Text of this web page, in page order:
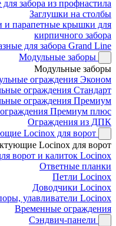
забора из профнастила
Заглушки на столбы
и парапетные крышки для
кирпичного забора
для забора Grand Line
Модульные заборы
Модульные заборы
ограждения Эконом
ограждения Стандарт
ограждения Премиум
Премиум плюс
Ограждения из ДПК
Locinox для ворот
Locinox для ворот
ворот и калиток Locinox
Ответные планки
Петли Locinox
Доводчики Locinox
улавливатели Locinox
Временные ограждения
Сэндвич-панели